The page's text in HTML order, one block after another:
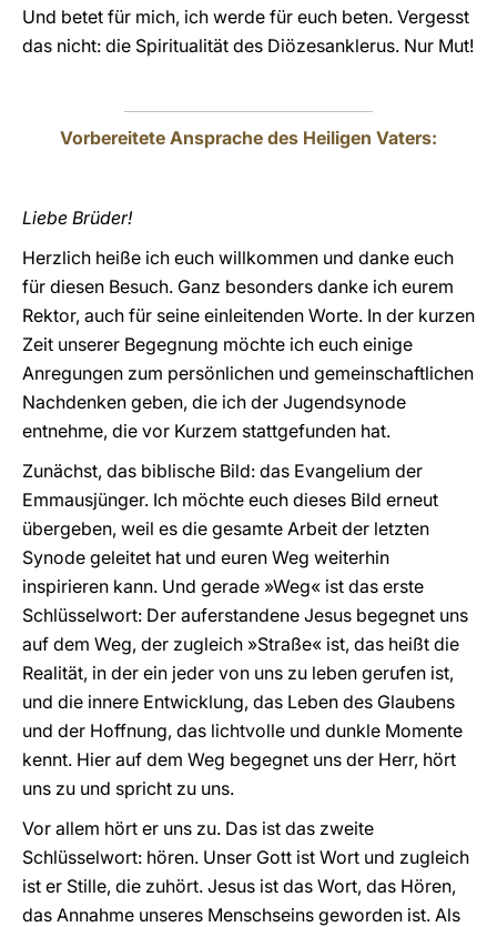
Und betet für mich, ich werde für euch beten. Vergesst
das nicht: die Spiritualität des Diözesanklerus. Nur Mut!
Vorbereitete Ansprache des Heiligen Vaters:
Liebe Brüder!
Herzlich heiße ich euch willkommen und danke euch
für diesen Besuch. Ganz besonders danke ich eurem
Rektor, auch für seine einleitenden Worte. In der kurzen
Zeit unserer Begegnung möchte ich euch einige
Anregungen zum persönlichen und gemeinschaftlichen
Nachdenken geben, die ich der Jugendsynode
entnehme, die vor Kurzem stattgefunden hat.
Zunächst, das biblische Bild: das Evangelium der
Emmausjünger. Ich möchte euch dieses Bild erneut
übergeben, weil es die gesamte Arbeit der letzten
Synode geleitet hat und euren Weg weiterhin
inspirieren kann. Und gerade »Weg« ist das erste
Schlüsselwort: Der auferstandene Jesus begegnet uns
auf dem Weg, der zugleich »Straße« ist, das heißt die
Realität, in der ein jeder von uns zu leben gerufen ist,
und die innere Entwicklung, das Leben des Glaubens
und der Hoffnung, das lichtvolle und dunkle Momente
kennt. Hier auf dem Weg begegnet uns der Herr, hört
uns zu und spricht zu uns.
Vor allem hört er uns zu. Das ist das zweite
Schlüsselwort: hören. Unser Gott ist Wort und zugleich
ist er Stille, die zuhört. Jesus ist das Wort, das Hören,
das Annahme unseres Menschseins geworden ist. Als